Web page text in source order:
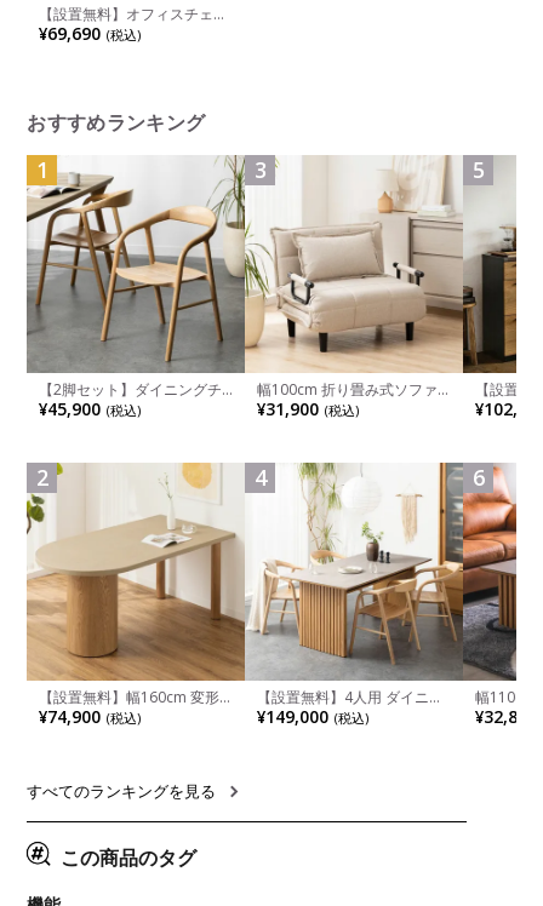
【設置無料】オフィスチェア
ミトラ2 Mitra2 ブラック脚 ス
タンダードバック L字肘 ラン
ィスチェア
¥69,690 (税込)
おすすめランキング
1
【2脚セット】ダイニングチ
ェア 木製 LUGA 肘付き チェ
ア 天然木 リビング椅子 板座
ュラル ブラウン 完成品
¥45,900 (税込)
2
【設置無料】幅160cm 変形
半円 ダイニングテーブル モ
ルタル風 LENAS コンクリー
リア風 グレージュ
¥74,900 (税込)
3
幅100cm 折り畳み式ソファ
ベッド コンパクト リクライ
ニング カウチスタイル 省ス
¥31,900 (税込)
4
【設置無料】4人用 ダイニン
グテーブルセット 5点 LUGA
セラミックテーブル おしゃれ
¥149,000 (税込)
5
【設置
チンカウ
板 引き出
れ ウッデ
ル グレー
6
幅110cm
木目調 リ
付き 長方
¥32,800
すべてのランキングを見る
この商品のタグ